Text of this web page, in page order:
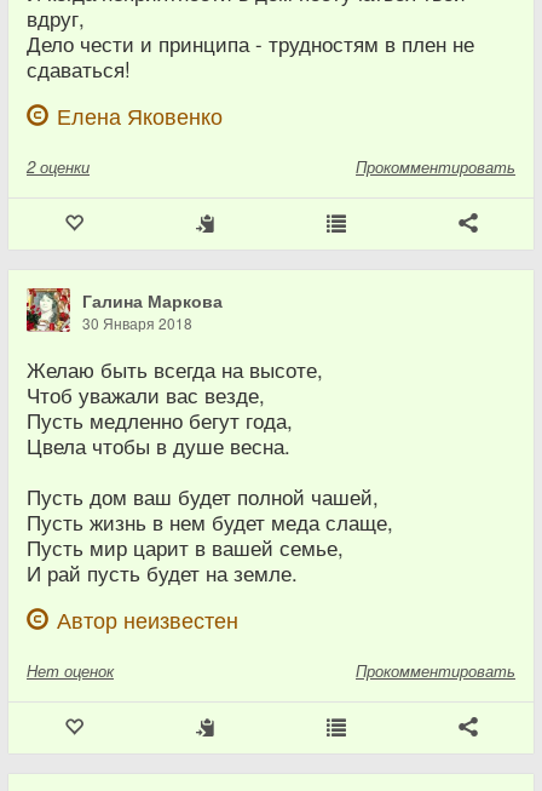
вдруг,
Дело чести и принципа - трудностям в плен не
сдаваться!
Елена Яковенко
2 оценки Прокомментировать
Галина Маркова
30 Января 2018
Желаю быть всегда на высоте,
Чтоб уважали вас везде,
Пусть медленно бегут года,
Цвела чтобы в душе весна.
Пусть дом ваш будет полной чашей,
Пусть жизнь в нем будет меда слаще,
Пусть мир царит в вашей семье,
И рай пусть будет на земле.
Автор неизвестен
Нет оценок Прокомментировать